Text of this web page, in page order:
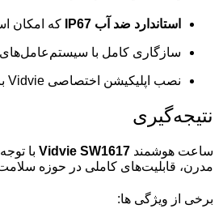
استاندارد ضد آب IP67 که امکان
سازگاری کامل با سیستم‌عامل‌های Android (نسخه 5 به بالا) و iOS (نسخه 9 به بالا)
نصب اپلیکیشن اختصاصی Vidvie برای مدیریت کامل تنظیمات ساعت
نتیجه‌گیری
ساعت هوشمند Vidvie SW1617 با
مدرن، قابلیت‌های کاملی در حوزه
برخی از ویژگی ها: